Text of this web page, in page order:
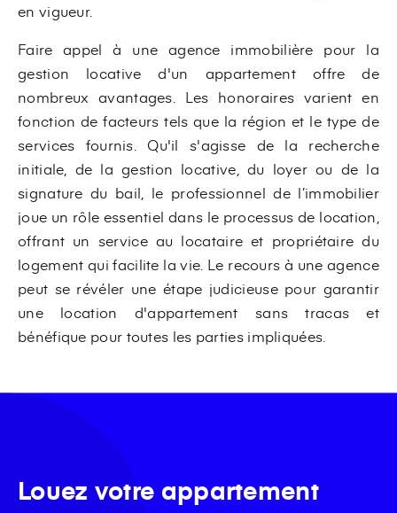
en vigueur.
Faire appel à une agence immobilière pour la
gestion locative d'un appartement offre de
nombreux avantages. Les honoraires varient en
fonction de facteurs tels que la région et le type de
services fournis. Qu'il s'agisse de la recherche
initiale, de la gestion locative, du loyer ou de la
signature du bail, le professionnel de l’immobilier
joue un rôle essentiel dans le processus de location,
offrant un service au locataire et propriétaire du
logement qui facilite la vie. Le recours à une agence
peut se révéler une étape judicieuse pour garantir
une location d'appartement sans tracas et
bénéfique pour toutes les parties impliquées.
Louez votre appartement